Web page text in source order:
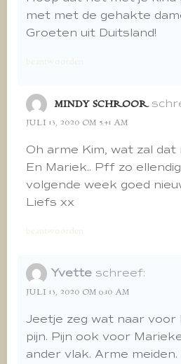
met met de gehakte
Groeten uit Duitsland!
beantwoorden
MINDY SCHROOR
JULI 13, 2020 OM 5:41 AM
Oh arme Kim, wat zal
En Mariek.. Pff zo
volgende week goed
Liefs xx
beantwoorden
Yvette schreef:
JULI 13, 2020 OM 6:10 AM
Jeetje zeg wat naar voor
pijn. Pijn ook voor
ander vlak. Arme